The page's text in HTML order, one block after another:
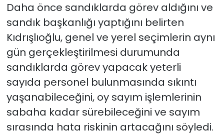
Daha önce sandıklarda görev aldığını ve
sandık başkanlığı yaptığını belirten
Kıdrışlıoğlu, genel ve yerel seçimlerin aynı
gün gerçekleştirilmesi durumunda
sandıklarda görev yapacak yeterli
sayıda personel bulunmasında sıkıntı
yaşanabileceğini, oy sayım işlemlerinin
sabaha kadar sürebileceğini ve sayım
sırasında hata riskinin artacağını söyledi.